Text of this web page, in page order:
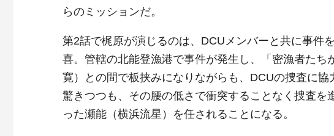
らのミッションだ。
第2話で梶原が演じるのは、DCUメンバーと共に事件
喜。管轄の北能登漁港で事件が発生し、「密漁者た
寛）との間で板挟みになりながらも、DCUの捜査に
驚きつつも、その腰の低さで衝突することなく捜査
った瀬能（横浜流星）を任されることになる。